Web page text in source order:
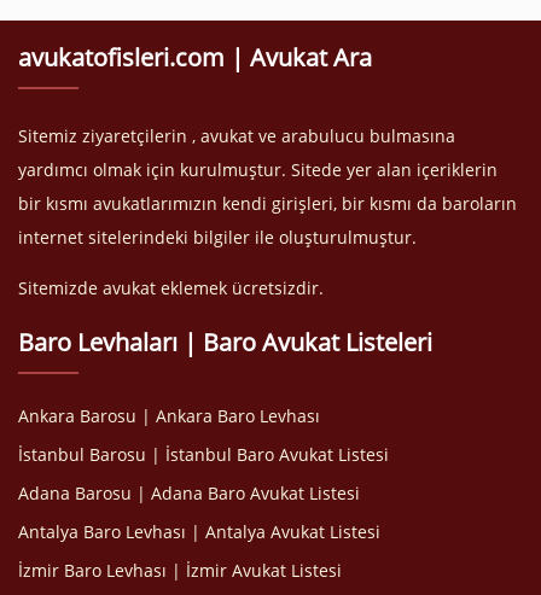
avukatofisleri.com | Avukat Ara
Sitemiz ziyaretçilerin , avukat ve arabulucu bulmasına
yardımcı olmak için kurulmuştur. Sitede yer alan içeriklerin
bir kısmı avukatlarımızın kendi girişleri, bir kısmı da baroların
internet sitelerindeki bilgiler ile oluşturulmuştur.
Sitemizde avukat eklemek ücretsizdir.
Baro Levhaları | Baro Avukat Listeleri
Ankara Barosu | Ankara Baro Levhası
İstanbul Barosu | İstanbul Baro Avukat Listesi
Adana Barosu | Adana Baro Avukat Listesi
Antalya Baro Levhası | Antalya Avukat Listesi
İzmir Baro Levhası | İzmir Avukat Listesi